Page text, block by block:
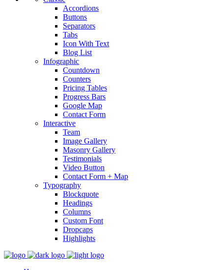
Accordions
Buttons
Separators
Tabs
Icon With Text
Blog List
Infographic
Countdown
Counters
Pricing Tables
Progress Bars
Google Map
Contact Form
Interactive
Team
Image Gallery
Masonry Gallery
Testimonials
Video Button
Contact Form + Map
Typography
Blockquote
Headings
Columns
Custom Font
Dropcaps
Highlights